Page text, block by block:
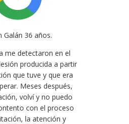
Galán 36 años.
me detectaron en el
producida a partir
que tuve y que era
Meses después,
volví y no puedo
con el proceso
la atención y